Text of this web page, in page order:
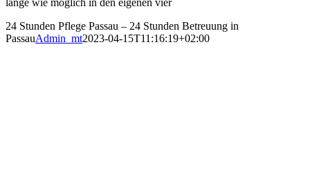
24 Stunden Pflege Passau – 24 Stunden Betreuung in
PassauAdmin_mt2023-04-15T11:16:19+02:00